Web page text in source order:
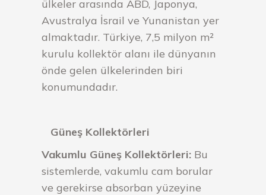
ülkeler arasında ABD, Japonya,
Avustralya İsrail ve Yunanistan yer
almaktadır. Türkiye, 7,5 milyon m²
kurulu kollektör alanı ile dünyanın
önde gelen ülkelerinden biri
konumundadır.
Güneş Kollektörleri
Vakumlu Güneş Kollektörleri: Bu
sistemlerde, vakumlu cam borular
ve gerekirse absorban yüzeyine